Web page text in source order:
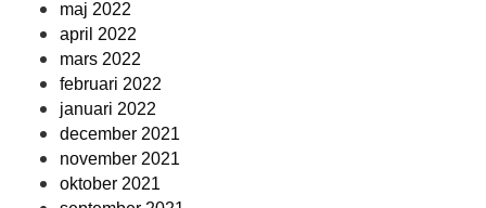
maj 2022
april 2022
mars 2022
februari 2022
januari 2022
december 2021
november 2021
oktober 2021